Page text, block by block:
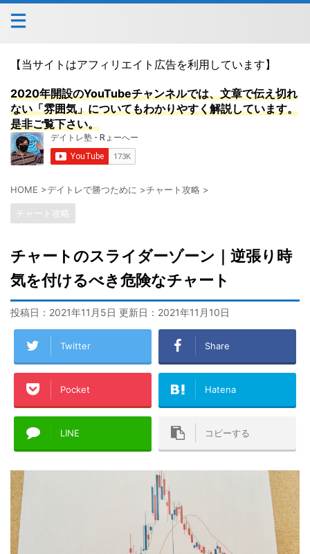
【当サイトはアフィリエイト広告を利用しています】
2020年開設のYouTubeチャンネルでは、文章で伝え切れ
ない「雰囲気」についてもわかりやすく解説しています。
是非ご覧下さい。
HOME >デイトレで勝つために >チャート攻略 >
チャート攻略
チャートのスライダーゾーン｜逆張り時
気を付けるべき危険なチャート
投稿日：2021年11月5日 更新日： 2021年11月10日
Twitter Share
Pocket Hatena
LINE コピーする